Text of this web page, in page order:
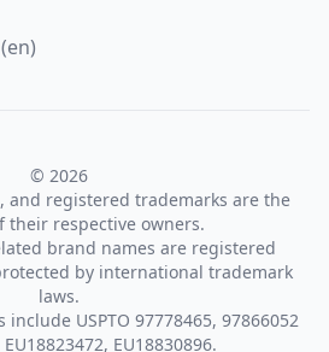
© 2026
and registered trademarks are the
their respective owners.
brand names are registered
by international trademark
laws.
USPTO 97778465, 97866052
EU18830896.